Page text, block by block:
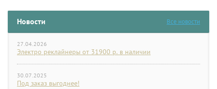
Новости Все новости
27.04.2026
Электро реклайнеры от 31900 р. в наличии
30.07.2025
Под заказ выгоднее!